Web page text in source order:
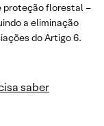
proteção florestal –
a eliminação
do Artigo 6.
saber